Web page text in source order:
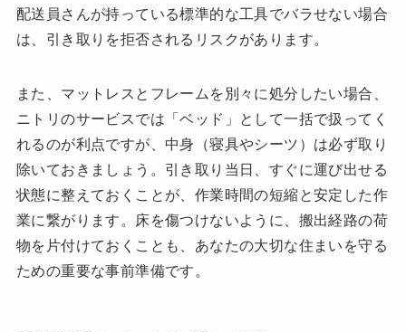
配送員さんが持っている標準的な工具でバラせない場合
は、引き取りを拒否されるリスクがあります。
また、マットレスとフレームを別々に処分したい場合、
ニトリのサービスでは「ベッド」として一括で扱ってく
れるのが利点ですが、中身（寝具やシーツ）は必ず取り
除いておきましょう。引き取り当日、すぐに運び出せる
状態に整えておくことが、作業時間の短縮と安定した作
業に繋がります。床を傷つけないように、搬出経路の荷
物を片付けておくことも、あなたの大切な住まいを守る
ための重要な事前準備です。